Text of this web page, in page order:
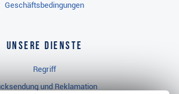
Geschäftsbedingungen
Unsere Dienste
Regriff
und Reklamation